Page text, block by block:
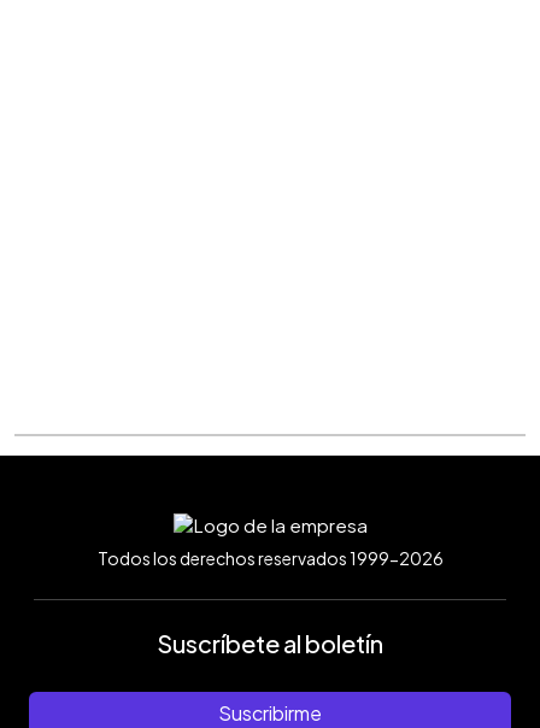
Todos los derechos reservados 1999-2026
Suscríbete al boletín
Suscribirme